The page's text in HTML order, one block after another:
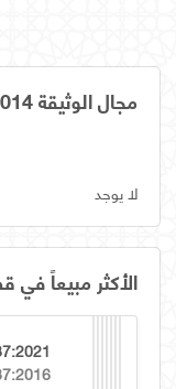
مجال الوثيقة OS GSO OIML R14:2014
لا يوجد
الأكثر مبيعاً في